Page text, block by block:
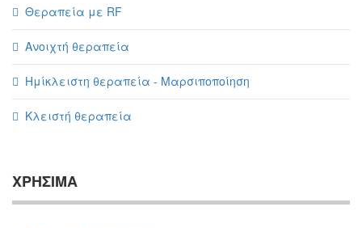
Θεραπεία με RF
Ανοιχτή θεραπεία
Ημίκλειστη θεραπεία - Μαρσιποποίηση
Κλειστή θεραπεία
ΧΡΗΣΙΜΑ